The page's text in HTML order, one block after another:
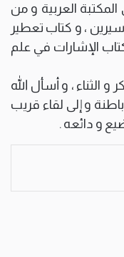
العربية و من
سيرين ، و كتاب تعطير
الإشارات في علم
و الثناء ، و أسأل الله
و إلى لقاء قريب
و دائعه .